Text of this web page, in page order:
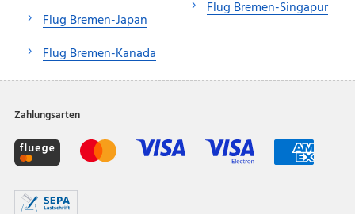
Flug Bremen-Japan
Flug Bremen-Kanada
Flug Bremen-Singapur